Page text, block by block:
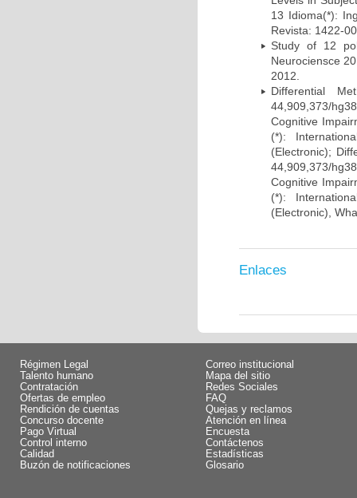
13 Idioma(*):
Revista: 1422-
Study of 12
Neurociensce
2012.
Differential
44,909,373/
Cognitive
(*):
(Electronic);
44,909,373/
Cognitive
(*):
(Electronic),
Enlaces
Régimen Legal
Talento humano
Contratación
Ofertas de empleo
Rendición de cuentas
Concurso docente
Pago Virtual
Control interno
Calidad
Buzón de notificaciones
Correo institucional
Mapa del sitio
Redes Sociales
FAQ
Quejas y reclamos
Atención en línea
Encuesta
Contáctenos
Estadísticas
Glosario